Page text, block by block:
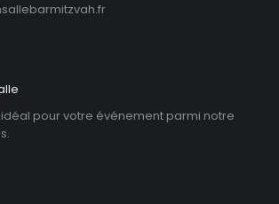
pour votre événement parmi notre